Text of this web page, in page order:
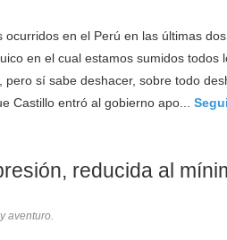
ocurridos en el Perú en las últimas
en el cual estamos sumidos todos
pero sí sabe deshacer, sobre todo
Castillo entró al gobierno apo...
reducida al
aventuro.